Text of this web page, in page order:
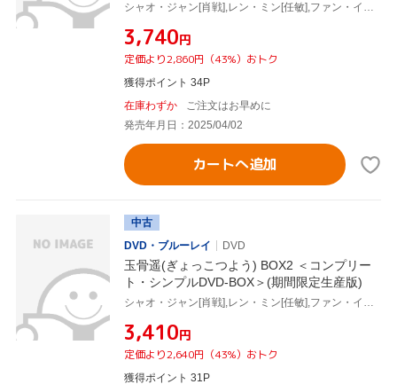
シャオ・ジャン[肖戦],レン・ミン[任敏],ファン・イールン[方逸倫],ワン・チューラン[王楚然],ワン・ズーチー[王子奇]
¥3,740円
定価より2,860円（43%）おトク
獲得ポイント 34P
在庫わずか
ご注文はお早めに
発売年月日：2025/04/02
カートへ追加
中古
DVD・ブルーレイ
DVD
玉骨遥(ぎょっこつよう) BOX2 ＜コンプリー
ト・シンプルDVD-BOX＞(期間限定生産版)
シャオ・ジャン[肖戦],レン・ミン[任敏],ファン・イールン[方逸倫],ワン・チューラン[王楚然],ワン・ズーチー[王子奇]
¥3,410円
定価より2,640円（43%）おトク
獲得ポイント 31P